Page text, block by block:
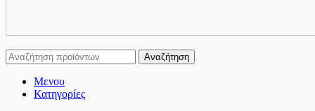
Αναζήτηση
Μενου
Κατηγορίες